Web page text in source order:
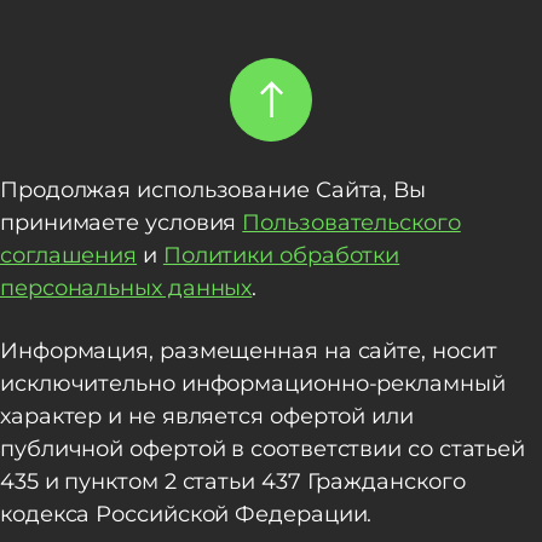
Продолжая использование Сайта, Вы
принимаете условия Пользовательского
соглашения и Политики обработки
персональных данных.
Информация, размещенная на сайте, носит
исключительно информационно-рекламный
характер и не является офертой или
публичной офертой в соответствии со статьей
435 и пунктом 2 статьи 437 Гражданского
кодекса Российской Федерации.